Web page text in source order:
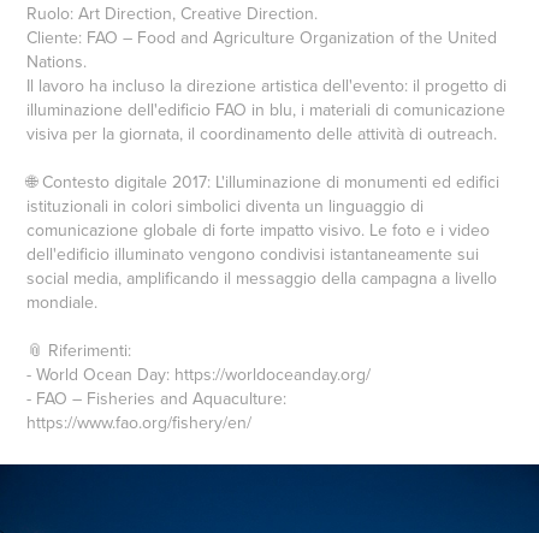
Ruolo: Art Direction, Creative Direction.
Cliente: FAO – Food and Agriculture Organization of the United
Nations.
Il lavoro ha incluso la direzione artistica dell'evento: il progetto di
illuminazione dell'edificio FAO in blu, i materiali di comunicazione
visiva per la giornata, il coordinamento delle attività di outreach.
🌐 Contesto digitale 2017: L'illuminazione di monumenti ed edifici
istituzionali in colori simbolici diventa un linguaggio di
comunicazione globale di forte impatto visivo. Le foto e i video
dell'edificio illuminato vengono condivisi istantaneamente sui
social media, amplificando il messaggio della campagna a livello
mondiale.
📎 Riferimenti:
- World Ocean Day: https://worldoceanday.org/
- FAO – Fisheries and Aquaculture:
https://www.fao.org/fishery/en/